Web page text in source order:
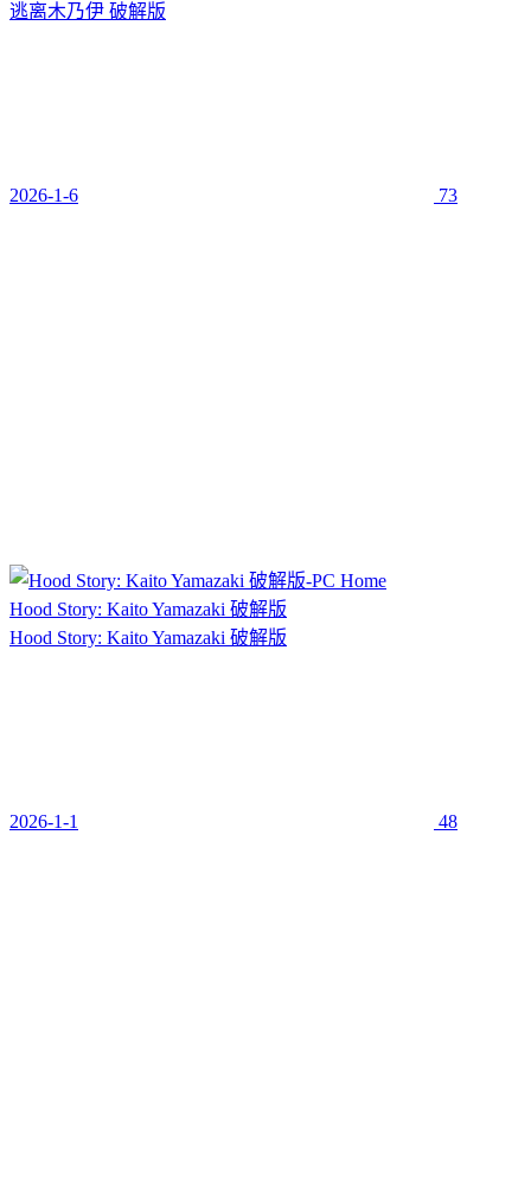
逃离木乃伊 破解版
2026-1-6 73
Hood Story: Kaito Yamazaki 破解版
Hood Story: Kaito Yamazaki 破解版
2026-1-1 48